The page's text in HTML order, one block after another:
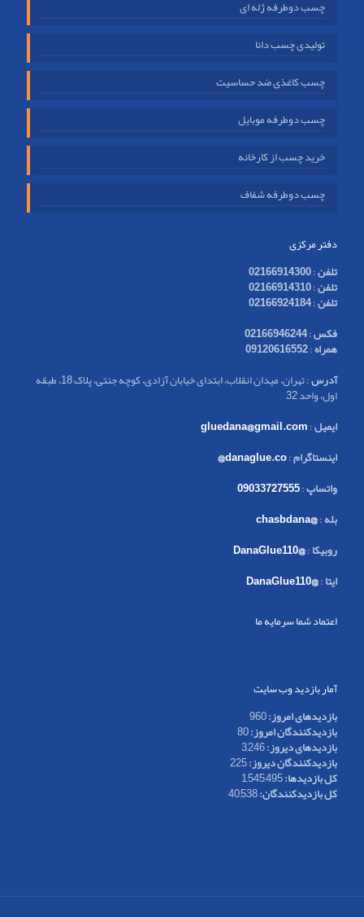
چسب دوطرفه ژله ای
تولیدی چسب دانا
چسب کاغذی ضد حساسیت
چسب دوطرفه موبایل
خرید چسب از کارخانه
چسب دوطرفه شفاف
دفتر مرکزی
تلفن:
02166914300
تلفن:
02166914310
تلفن:
02166924184
فکس:
02166946244
همراه:
09120616552
آدرس
: تهران، میدان انقلاب، ابتدای خیابان آزادی، کوچه جنتی، پلاک 18، طبقه
اول، واحد 32
ایمیل:
gluedana@gmail.com
اینستاگرام:
danaglue.co@
واتساپ:
09033727555
بله:
@chasbdana
روبیکا:
@DanaGlue110
ایتا:
@DanaGlue110
اعتماد شما سرمایه ما
آمار بازدید وب سایت
بازدیدهای امروز:960
بازدیدکنندگان امروز:80
بازدیدهای دیروز:3,246
بازدیدکنندگان دیروز:225
کل بازدیدها:1,545,495
کل بازدیدکنند‌گان:40,538